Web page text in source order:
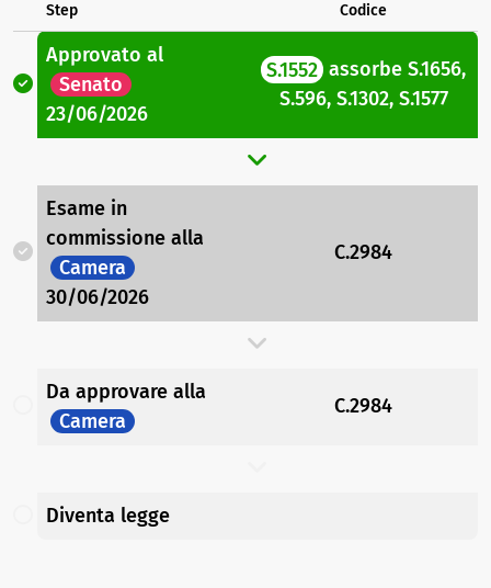
Step Codice
Approvato al
Senato
23/06/2026
S.1552 assorbeS.1656,
S.596, S.1302, S.1577
Esame in
commissione alla
Camera
30/06/2026
C.2984
Da approvare alla
Camera
C.2984
Diventa legge